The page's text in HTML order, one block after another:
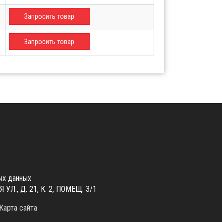
Запросить товар
Запросить товар
данных
Д. 21, К. 2, ПОМЕЩ. 3/1
Карта сайта